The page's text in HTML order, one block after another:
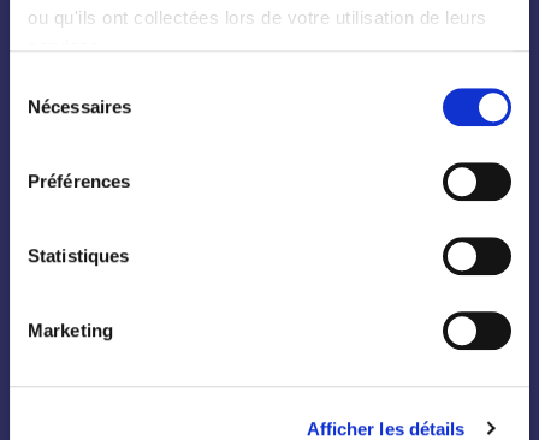
ou qu'ils ont collectées lors de votre utilisation de leurs
Nécessaires
Préférences
Statistiques
Marketing
Afficher les détails
Toutes les plantes
Arbustes
Bambous
Hortensias